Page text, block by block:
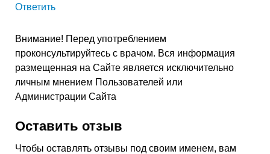
Ответить
Внимание! Перед употреблением
проконсультируйтесь с врачом. Вся информация
размещенная на Сайте является исключительно
личным мнением Пользователей или
Администрации Сайта
Оставить отзыв
Чтобы оставлять отзывы под своим именем, вам